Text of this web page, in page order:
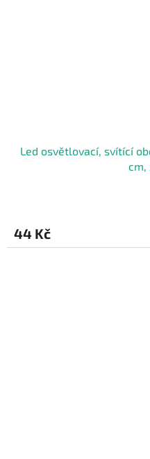
Led osvětlovací, svítící
cm,
44 Kč